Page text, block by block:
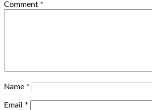
Comment *
Name *
Email *